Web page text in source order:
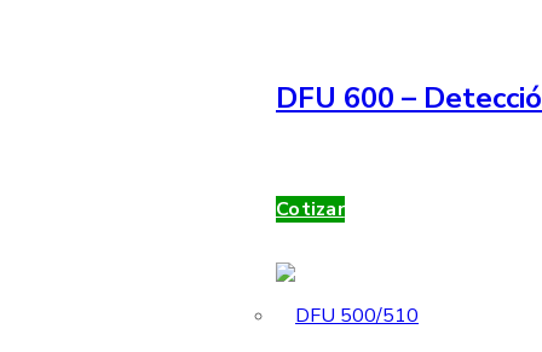
DFU 600 –
Cotizar